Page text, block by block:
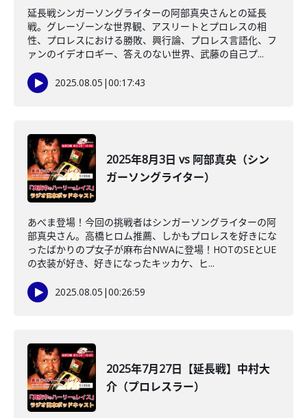
延長戦シンガーソングライターの阿部真央さんとの延長
戦。グレーゾーンな世界観、アスリートとプロレスの相
性、プロレスにおける勝敗、興行論、プロレス言語化、フ
ァンのイデオロギー、答えのない世界、武藤の自己プ...
2025.08.05 |00:17:43
2025年8月3日 vs 阿部真央（シン
ガーソングライター）
あべま登場！今回の挑戦者はシンガーソングライターの阿
部真央さん。高橋ヒロム推薦、しかもプロレスを好きにな
ったばかりのプ女子が麻布台NWAに登場！HOTのSEとUE
の衣装が好き、好きになったキッカケ、ヒ...
2025.08.05 |00:26:59
2025年7月27日【延長戦】中村大
介（プロレスラー）